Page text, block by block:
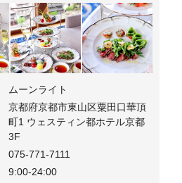
ムーンライト
京都府京都市東山区粟田口華頂
町1 ウェスティン都ホテル京都
3F
075-771-7111
9:00-24:00